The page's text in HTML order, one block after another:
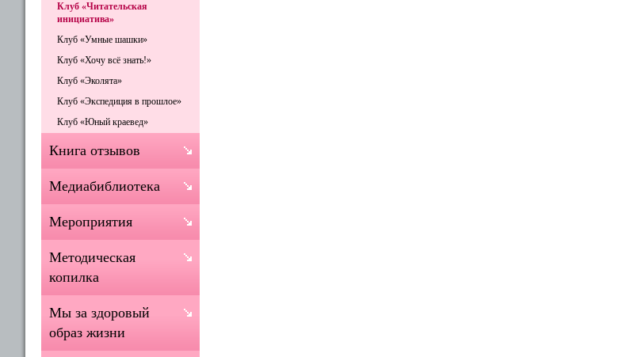
Клуб «Читательская
инициатива»
Клуб «Умные шашки»
Клуб «Хочу всё знать!»
Клуб «Эколята»
Клуб «Экспедиция в прошлое»
Клуб «Юный краевед»
Книга отзывов
Медиабиблиотека
Мероприятия
Методическая
копилка
Мы за здоровый
образ жизни